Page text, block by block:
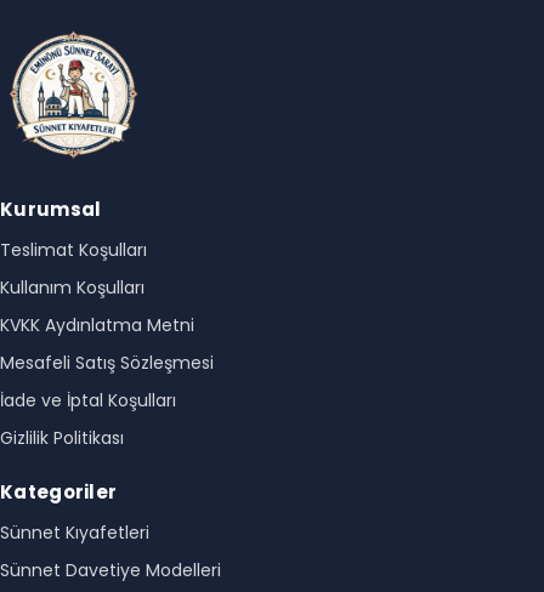
Kurumsal
Teslimat Koşulları
Kullanım Koşulları
KVKK Aydınlatma Metni
Mesafeli Satış Sözleşmesi
İade ve İptal Koşulları
Gizlilik Politikası
Kategoriler
Sünnet Kıyafetleri
Sünnet Davetiye Modelleri